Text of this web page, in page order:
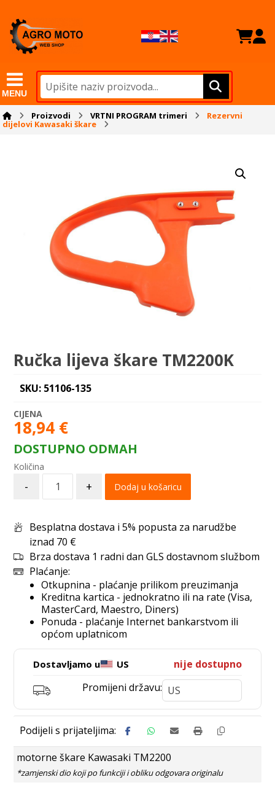
MENU
Proizvodi VRTNI PROGRAM trimeri Rezervni
dijelovi Kawasaki škare
Ručka lijeva škare TM2200K
SKU: 51106-135
18,94 €
DOSTUPNO ODMAH
- + Dodaj u košaricu
Besplatna dostava i 5% popusta za narudžbe
iznad 70 €
Brza dostava 1 radni dan GLS dostavnom službom
Plaćanje:
Otkupnina - plaćanje prilikom preuzimanja
Kreditna kartica - jednokratno ili na rate (Visa,
MasterCard, Maestro, Diners)
Ponuda - plaćanje Internet bankarstvom ili
općom uplatnicom
Dostavljamo u US
nije dostupno
Promijeni državu:
motorne škare Kawasaki TM2200